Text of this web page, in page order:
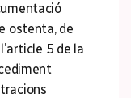
ostenta, de
5 de la